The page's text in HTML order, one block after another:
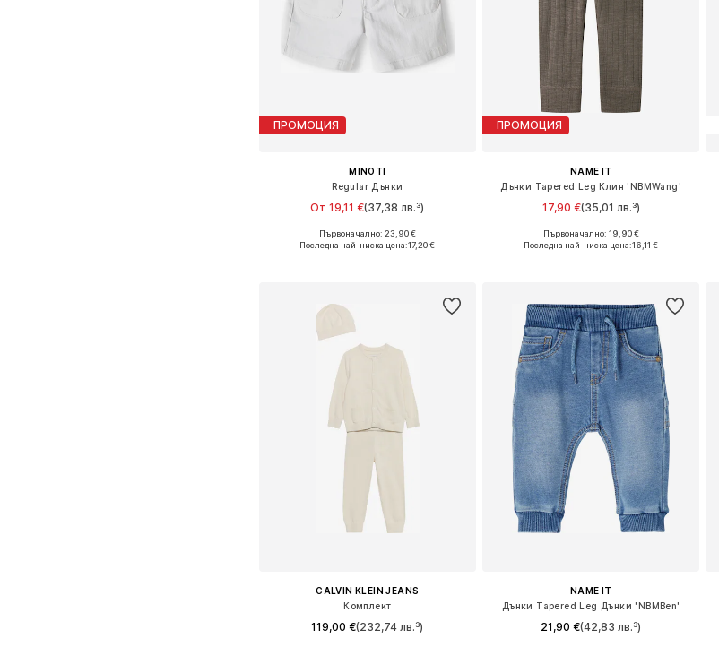
ПРОМОЦИЯ
MINOTI
Regular Дънки
От 19,11 €(37,38 лв.³)
Предлага се в много размери
Първоначално: 23,90 €
Последна най-ниска цена:17,20 €
ПРОМОЦИЯ
NAME IT
Дънки Tapered Leg Клин 'NBMWang'
17,90 €(35,01 лв.³)
Предлага се в много размери
Първоначално: 19,90 €
Последна най-ниска цена:16,11 €
CALVIN KLEIN JEANS
Комплект
119,00 €(232,74 лв.³)
NAME IT
Дънки Tapered Leg Дънки 'NBMBen'
21,90 €(42,83 лв.³)